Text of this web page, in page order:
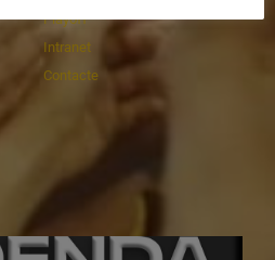
Playoff
Intranet
Contacte